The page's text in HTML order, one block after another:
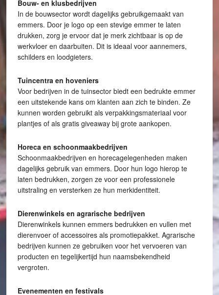
Bouw- en klusbedrijven
In de bouwsector wordt dagelijks gebruikgemaakt van
emmers. Door je logo op een stevige emmer te laten
drukken, zorg je ervoor dat je merk zichtbaar is op de
werkvloer en daarbuiten. Dit is ideaal voor aannemers,
schilders en loodgieters.
Tuincentra en hoveniers
Voor bedrijven in de tuinsector biedt een bedrukte emmer
een uitstekende kans om klanten aan zich te binden. Ze
kunnen worden gebruikt als verpakkingsmateriaal voor
plantjes of als gratis giveaway bij grote aankopen.
Horeca en schoonmaakbedrijven
Schoonmaakbedrijven en horecagelegenheden maken
dagelijks gebruik van emmers. Door hun logo hierop te
laten bedrukken, zorgen ze voor een professionele
uitstraling en versterken ze hun merkidentiteit.
Dierenwinkels en agrarische bedrijven
Dierenwinkels kunnen emmers bedrukken en vullen met
dierenvoer of accessoires als promotiepakket. Agrarische
bedrijven kunnen ze gebruiken voor het vervoeren van
producten en tegelijkertijd hun naamsbekendheid
vergroten.
Evenementen en festivals